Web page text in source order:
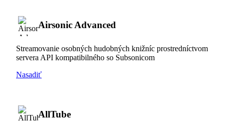
Airsonic Advanced
Streamovanie osobných hudobných knižníc prostredníctvom
servera API kompatibilného so Subsonicom
Nasadiť
AllTube